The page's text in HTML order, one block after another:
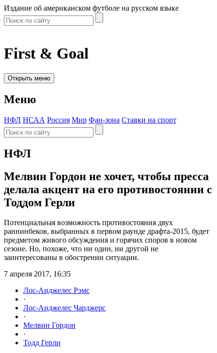
Издание об американском футболе на русском языке
First & Goal
Открыть меню
Меню
НФЛ НСАА Россия Мир Фан-зона Ставки на спорт
НФЛ
Мелвин Гордон не хочет, чтобы пресса
делала акцент на его противостоянии с
Тоддом Герли
Потенциальная возможность противостояния двух
раннинбеков, выбранных в первом раунде драфта-2015, будет
предметом живого обсуждения и горячих споров в новом
сезоне. Но, похоже, что ни один, ни другой не
заинтересованы в обострении ситуации.
7 апреля 2017, 16:35
Лос-Анджелес Рэмс
·
Лос-Анджелес Чарджерс
·
Мелвин Гордон
·
Тодд Герли